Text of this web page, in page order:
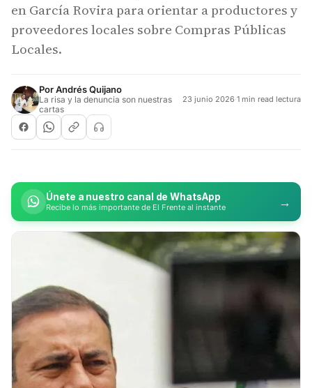
en García Rovira para orientar a productores y
proveedores locales sobre Compras Públicas
Locales.
PorAndrés Quijano
La risa y la denuncia son nuestras
cartas
23 junio 2026·1 min read lectura
Únete a nuestro canal de WhatsApp
Recibe lo más importante de El Frente al instante →